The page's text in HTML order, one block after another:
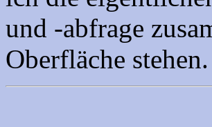
und -abfrage
Oberfläche stehen.